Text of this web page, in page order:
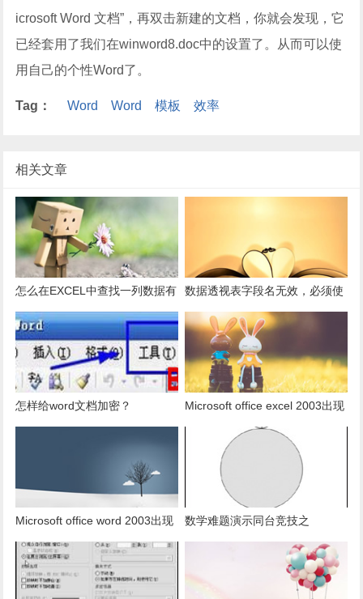
icrosoft Word 文档”，再双击新建的文档，你就会发现，它
已经套用了我们在winword8.doc中的设置了。从而可以使
用自己的个性Word了。
Tag： Word Word 模板 效率
相关文章
怎么在EXCEL中查找一列数据有
多少是重复的？
数据透视表字段名无效，必须使
用组合为带有标志列列表的数
据。
怎样给word文档加密？
Microsoft office excel 2003出现
发送错误报告怎么办？
Microsoft office word 2003出现
发送错误报告怎么办？
数学难题演示同台竞技之